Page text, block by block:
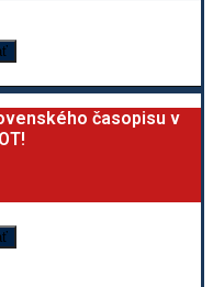
časopisu v